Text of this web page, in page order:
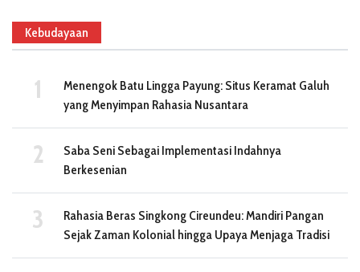
Kebudayaan
Menengok Batu Lingga Payung: Situs Keramat Galuh
yang Menyimpan Rahasia Nusantara
Saba Seni Sebagai Implementasi Indahnya
Berkesenian
Rahasia Beras Singkong Cireundeu: Mandiri Pangan
Sejak Zaman Kolonial hingga Upaya Menjaga Tradisi